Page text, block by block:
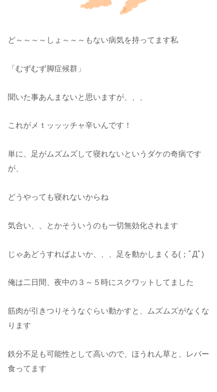
ど～～～～しょ～～～もない病気を持ってます私
「むずむず脚症候群」
聞いた事あんまないと思いますが、、、
これがメｔッッッチャ辛いんです！
単に、足がムズムズして寝れないというダケの奇病です
が、
どうやっても寝れないからね
気合い、、とかそういうのも一切無効化されます
じゃあどうすればよいか、、、足を動かしまくる(；ﾟДﾟ)
俺は二日間、夜中の３～５時にスクワットしてました
筋肉が引きつりそうなぐらい動かすと、ムズムズがなくな
ります
鉄分不足も可能性として高いので、ほうれん草と、レバー
食ってます